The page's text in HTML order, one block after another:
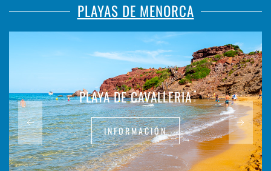
PLAYAS DE MENORCA
PLAYA DE CAVALLERIA
INFORMACIÓN